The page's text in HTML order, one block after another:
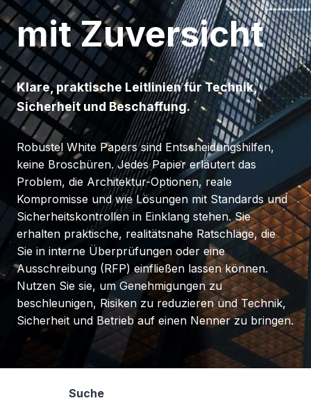
mit Zuversicht
Klare, praktische Leitlinien für Technik,
Sicherheit und Beschaffung.
Robustel White Papers sind Entscheidungshilfen,
keine Broschüren. Jedes Papier erläutert das
Problem, die Architektur-Optionen, reale
Kompromisse und wie Lösungen mit Standards und
Sicherheitskontrollen in Einklang stehen. Sie
erhalten praktische, realitätsnahe Ratschläge, die
Sie in interne Überprüfungen oder eine
Ausschreibung (RFP) einfließen lassen können.
Nutzen Sie sie, um Genehmigungen zu
beschleunigen, Risiken zu reduzieren und Technik,
Sicherheit und Betrieb auf einen Nenner zu bringen.
Suche